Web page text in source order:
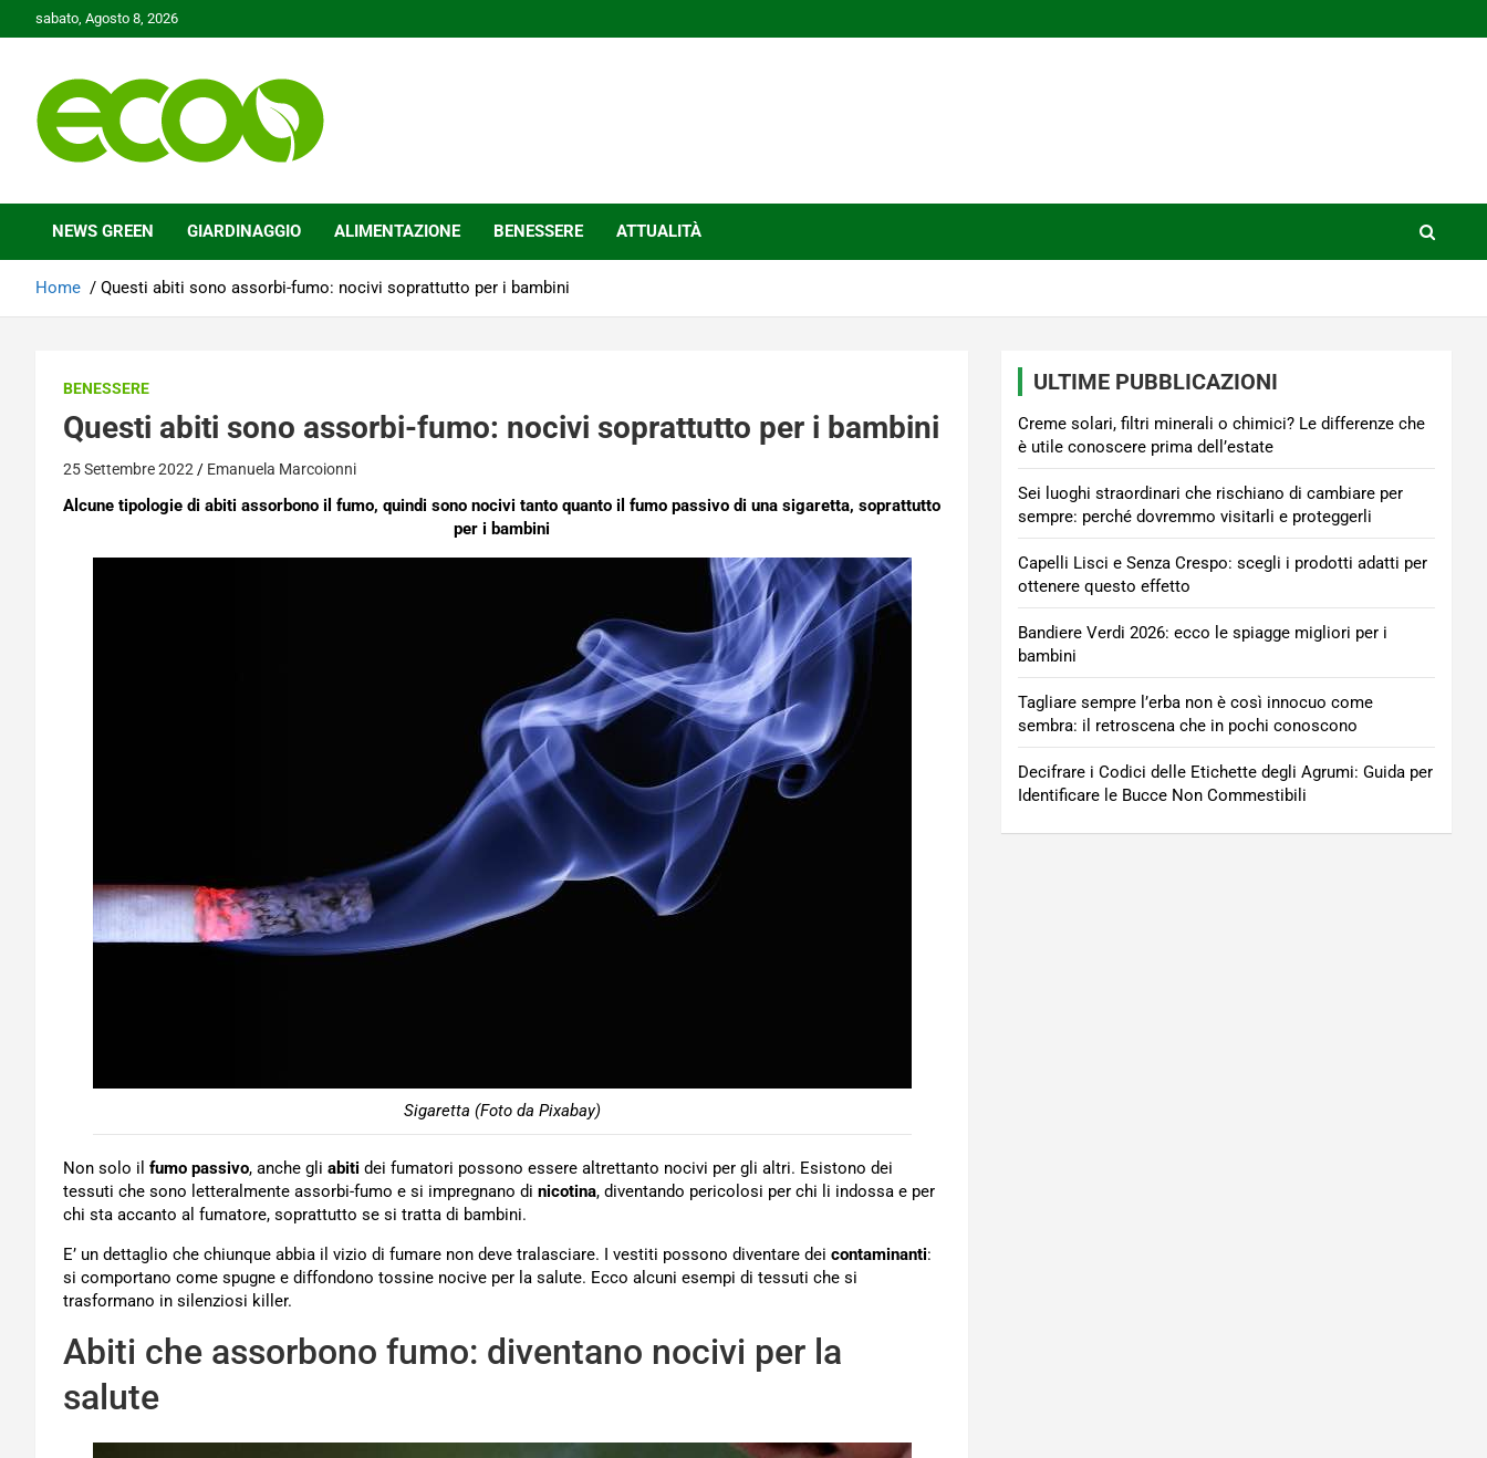
to
sabato, Agosto 8, 2026
Ecoo.it
NEWS GREEN GIARDINAGGIO ALIMENTAZIONE BENESSERE ATTUALITÀ
Home Questi abiti sono assorbi-fumo: nocivi soprattutto per i bambini
BENESSERE
Questi abiti sono assorbi-fumo: nocivi soprattutto per i bambini
25 Settembre 2022 Emanuela Marcoionni
Alcune tipologie di abiti assorbono il fumo, quindi sono nocivi tanto quanto il fumo passivo di una sigaretta, soprattutto
per i bambini
Sigaretta (Foto da Pixabay)
Non solo il fumo passivo, anche gli abiti dei fumatori possono essere altrettanto nocivi per gli altri. Esistono dei
tessuti che sono letteralmente assorbi-fumo e si impregnano di nicotina, diventando pericolosi per chi li indossa e per
chi sta accanto al fumatore, soprattutto se si tratta di bambini.
E’ un dettaglio che chiunque abbia il vizio di fumare non deve tralasciare. I vestiti possono diventare dei contaminanti:
si comportano come spugne e diffondono tossine nocive per la salute. Ecco alcuni esempi di tessuti che si
trasformano in silenziosi killer.
Abiti che assorbono fumo: diventano nocivi per la
salute
ULTIME PUBBLICAZIONI
Creme solari, filtri minerali o chimici? Le differenze che
è utile conoscere prima dell’estate
Sei luoghi straordinari che rischiano di cambiare per
sempre: perché dovremmo visitarli e proteggerli
Capelli Lisci e Senza Crespo: scegli i prodotti adatti per
ottenere questo effetto
Bandiere Verdi 2026: ecco le spiagge migliori per i
bambini
Tagliare sempre l’erba non è così innocuo come
sembra: il retroscena che in pochi conoscono
Decifrare i Codici delle Etichette degli Agrumi: Guida per
Identificare le Bucce Non Commestibili